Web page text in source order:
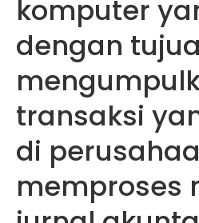
komputer
dengan
transaksi
di
memproses